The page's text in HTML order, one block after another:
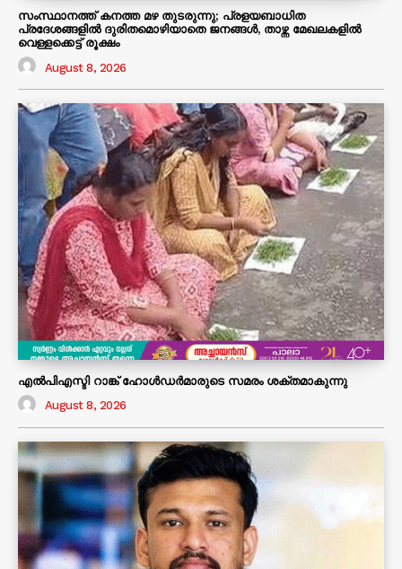
സംസ്ഥാനത്ത് കനത്ത മഴ തുടരുന്നു; പ്രളയബാധിത
പ്രദേശങ്ങളിൽ ദുരിതമൊഴിയാതെ ജനങ്ങൾ, താഴ്ന്ന മേഖലകളിൽ
വെള്ളക്കെട്ട് രൂക്ഷം
August 8, 2026
എൽപിഎസ്ടി റാങ്ക് ഹോൾഡർമാരുടെ സമരം ശക്തമാകുന്നു
August 8, 2026